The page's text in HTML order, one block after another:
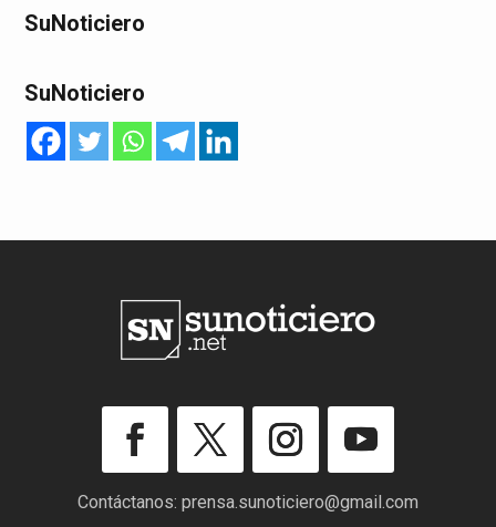
SuNoticiero
SuNoticiero
Contáctanos: prensa.sunoticiero@gmail.com